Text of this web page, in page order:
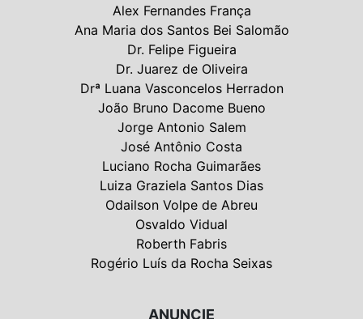
Alex Fernandes França
Ana Maria dos Santos Bei Salomão
Dr. Felipe Figueira
Dr. Juarez de Oliveira
Drª Luana Vasconcelos Herradon
João Bruno Dacome Bueno
Jorge Antonio Salem
José Antônio Costa
Luciano Rocha Guimarães
Luiza Graziela Santos Dias
Odailson Volpe de Abreu
Osvaldo Vidual
Roberth Fabris
Rogério Luís da Rocha Seixas
ANUNCIE